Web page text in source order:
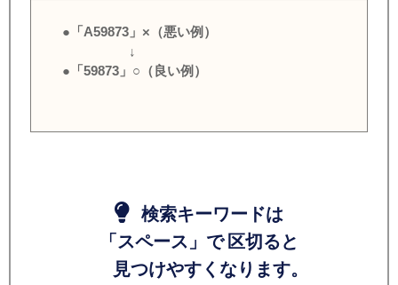
●「A59873」×（悪い例）
↓
●「59873」○（良い例）
検索キーワードは
「スペース」で 区切ると
見つけやすくなります。